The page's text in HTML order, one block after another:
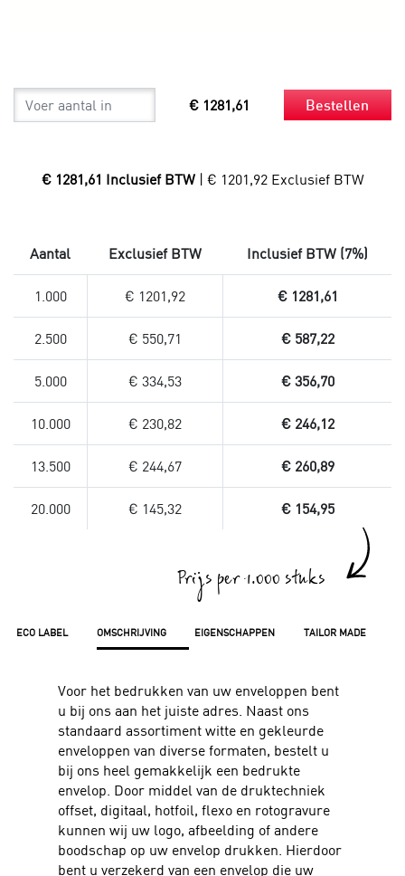
€ 1281,61 Bestellen
€ 1281,61 Inclusief BTW | € 1201,92 Exclusief BTW
ECO LABEL OMSCHRIJVING EIGENSCHAPPEN TAILOR MADE
Voor het bedrukken van uw enveloppen bent
u bij ons aan het juiste adres. Naast ons
standaard assortiment witte en gekleurde
enveloppen van diverse formaten, bestelt u
bij ons heel gemakkelijk een bedrukte
envelop. Door middel van de druktechniek
offset, digitaal, hotfoil, flexo en rotogravure
kunnen wij uw logo, afbeelding of andere
boodschap op uw envelop drukken. Hierdoor
bent u verzekerd van een envelop die uw
Aantal Exclusief BTW Inclusief BTW (7%)
1.000 € 1201,92 € 1281,61
2.500 € 550,71 € 587,22
5.000 € 334,53 € 356,70
10.000 € 230,82 € 246,12
13.500 € 244,67 € 260,89
20.000 € 145,32 € 154,95
Prijs per 1.000 stuks